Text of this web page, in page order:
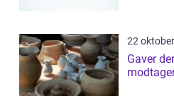
22
Gaver